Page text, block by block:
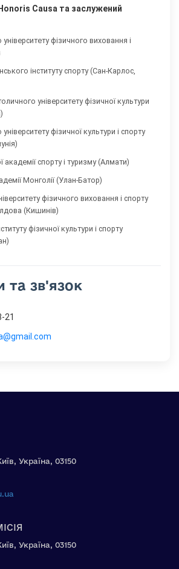
Causa та заслужений
фізичного виховання і
інституту спорту (Сан-Карлос,
університету фізичної культури
фізичної культури і спорту
академії спорту і туризму (Алмати)
Монголії (Улан-Батор)
фізичного виховання і спорту
(Кишинів)
фізичної культури і спорту
та зв'язок
21
Україна, 03150
Україна, 03150